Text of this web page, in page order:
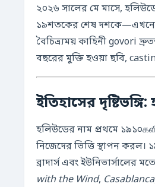
২০২৬ সালের মে মাসে,
১৯শতকের শেষ দশকে—এখনো
বৈচিত্র্যময় কাহিনী govori
বছরের মুক্তি হওয়া ছবি,
ইতিহাসের
হলিউডের নাম প্রথমে
নিজেদের ভিত্তি স্থাপন
ব্রাদার্স এবং
with the Wind, Casablanca